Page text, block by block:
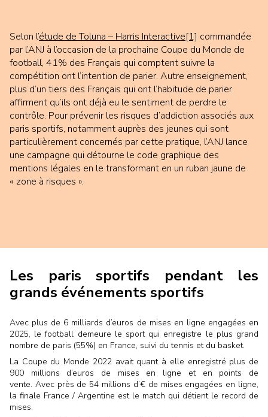
Selon l’étude de Toluna – Harris Interactive[1] commandée
par l’ANJ à l’occasion de la prochaine Coupe du Monde de
football, 41% des Français qui comptent suivre la
compétition ont l’intention de parier. Autre enseignement,
plus d’un tiers des Français qui ont l’habitude de parier
affirment qu’ils ont déjà eu le sentiment de perdre le
contrôle. Pour prévenir les risques d’addiction associés aux
paris sportifs, notamment auprès des jeunes qui sont
particulièrement concernés par cette pratique, l’ANJ lance
une campagne qui détourne le code graphique des
mentions légales en le transformant en un ruban jaune de
« zone à risques ».
Les paris sportifs pendant les
grands événements sportifs
Avec plus de 6 milliards d’euros de mises en ligne engagées en
2025, le football demeure le sport qui enregistre le plus grand
nombre de paris (55%) en France, suivi du tennis et du basket.
La Coupe du Monde 2022 avait quant à elle enregistré plus de
900 millions d’euros de mises en ligne et en points de
vente. Avec près de 54 millions d’€ de mises engagées en ligne,
la finale France / Argentine est le match qui détient le record de
mises.